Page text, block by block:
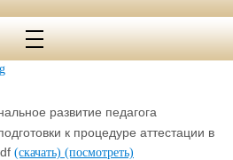
развитие педагога
к процедуре аттестации в
(скачать) (посмотреть)